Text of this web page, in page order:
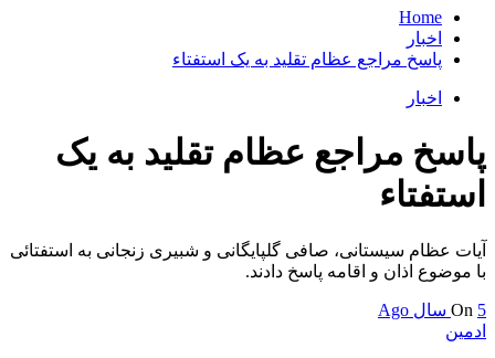
Home
اخبار
پاسخ مراجع عظام تقلید به یک استفتاء
اخبار
پاسخ مراجع عظام تقلید به یک
استفتاء
آیات عظام سیستانی، صافی گلپایگانی و شبیری زنجانی به استفتائی
با موضوع اذان و اقامه پاسخ دادند.
On 5 سال Ago
ادمین